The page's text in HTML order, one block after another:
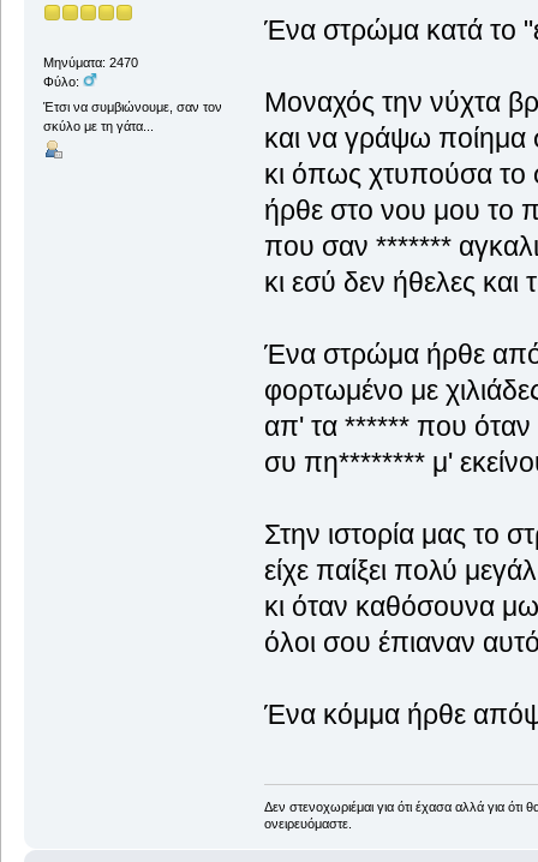
Μηνύματα: 2470
Φύλο:
Έτσι να συμβιώνουμε, σαν τον
σκύλο με τη γάτα...
Ένα στρώμα κατά το
Μοναχός την νύχτα
και να γράψω ποίημα
κι όπως χτυπούσα το
ήρθε στο νου μου το
που σαν *******
κι εσύ δεν ήθελες και
Ένα στρώμα ήρθε
φορτωμένο με
απ' τα ****** που όταν
συ πη******** μ'
Στην ιστορία μας το
είχε παίξει πολύ
κι όταν καθόσουνα
όλοι σου έπιαναν
Ένα κόμμα ήρθε
Δεν στενοχωριέμαι για ότι έχασα αλλά για
ονειρευόμαστε.